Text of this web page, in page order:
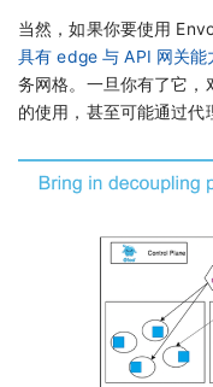
当然，如果你要使用
具有 edge 与 API 网关能
务网格。一旦你有了它，
的使用，甚至可能通过代